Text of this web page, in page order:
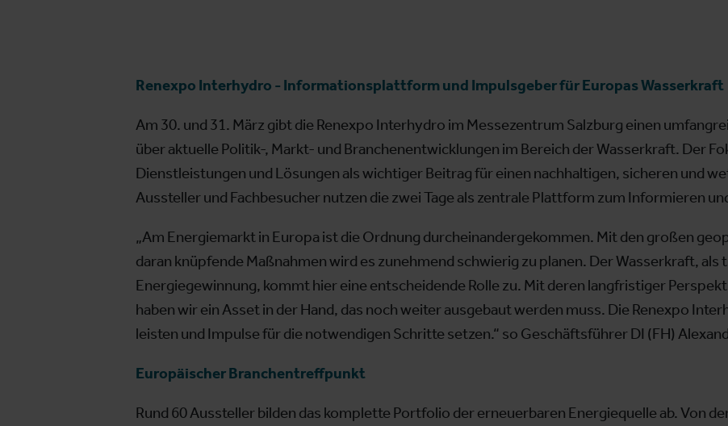
Renexpo Interhydro - Informationsplattform und Impulsgeber für Europas Wasserkraft
Am 30. und 31. März gibt die Renexpo Interhydro im Messezentrum Salzburg einen
über aktuelle Politik-, Markt- und Branchenentwicklungen im Bereich der Wasserkraft. Der
Dienstleistungen und Lösungen als wichtiger Beitrag für einen nachhaltigen, sicheren und
Aussteller und Fachbesucher nutzen die zwei Tage als zentrale Plattform zum Informieren
„Am Energiemarkt in Europa ist die Ordnung durcheinandergekommen. Mit den großen
daran knüpfende Maßnahmen wird es zunehmend schwierig zu planen. Der Wasserkraft, als
Energiegewinnung, kommt hier eine entscheidende Rolle zu. Mit deren langfristiger
haben wir ein Asset in der Hand, das noch weiter ausgebaut werden muss. Die Renexpo
leisten und Impulse für die notwendigen Schritte setzen.“ so Geschäftsführer DI (FH)
Europäischer Branchentreffpunkt
Rund 60 Aussteller bilden das komplette Portfolio der erneuerbaren Energiequelle ab. Von